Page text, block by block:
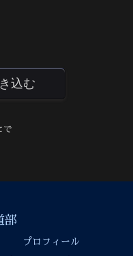
込む
で
部
プロフィール